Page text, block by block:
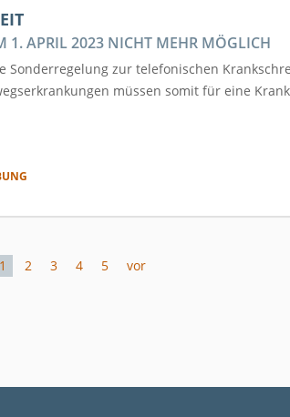
1. APRIL 2023 NICHT MEHR MÖGLICH
Sonderregelung zur telefonischen
müssen somit für eine
1 2 3 4 5 vor